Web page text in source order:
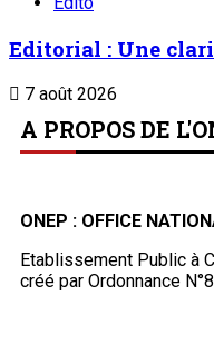
Editorial : Une
7 août 2026
A PROPOS DE
ONEP : OFFICE
Etablissement Public à
créé par Ordonnance